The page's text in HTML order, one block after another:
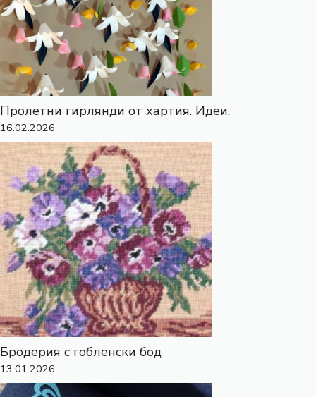
Пролетни гирлянди от хартия. Идеи.
16.02.2026
Бродерия с гобленски бод
13.01.2026